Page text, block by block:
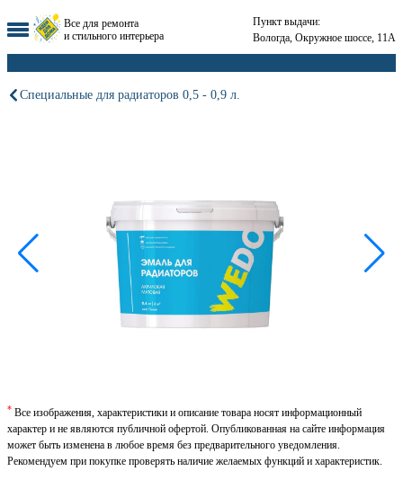
Все для ремонта
и стильного интерьера
Пункт выдачи:
Вологда, Окружное шоссе, 11А
Специальные для радиаторов 0,5 - 0,9 л.
* Все изображения, характеристики и описание товара носят информационный
характер и не являются публичной офертой. Опубликованная на сайте информация
может быть изменена в любое время без предварительного уведомления.
Рекомендуем при покупке проверять наличие желаемых функций и характеристик.